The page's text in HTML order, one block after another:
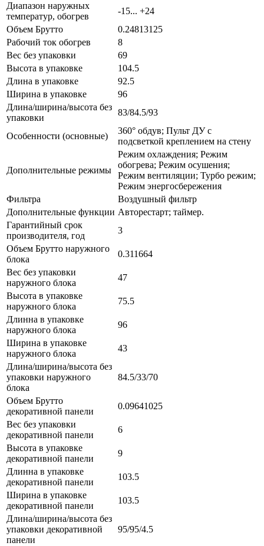
Диапазон наружных
температур, обогрев
-15... +24
Объем Брутто
0.24813125
Рабочий ток обогрев
8
Вес без упаковки
69
Высота в упаковке
104.5
Длина в упаковке
92.5
Ширина в упаковке
96
Длина/ширина/высота без
упаковки
83/84.5/93
Особенности (основные)
360° обдув; Пульт ДУ с
подсветкой креплением на стену
Дополнительные режимы
Режим охлаждения; Режим
обогрева; Режим осушения;
Режим вентиляции; Турбо режим;
Режим энергосбережения
Фильтра
Воздушный фильтр
Дополнительные функции Авторестарт; таймер.
Гарантийный срок
производителя, год
3
Объем Брутто наружного
блока
0.311664
Вес без упаковки
наружного блока
47
Высота в упаковке
наружного блока
75.5
Длинна в упаковке
наружного блока
96
Ширина в упаковке
наружного блока
43
Длина/ширина/высота без
упаковки наружного
блока
84.5/33/70
Объем Брутто
декоративной панели
0.09641025
Вес без упаковки
декоративной панели
6
Высота в упаковке
декоративной панели
9
Длинна в упаковке
декоративной панели
103.5
Ширина в упаковке
декоративной панели
103.5
Длина/ширина/высота без
упаковки декоративной
панели
95/95/4.5